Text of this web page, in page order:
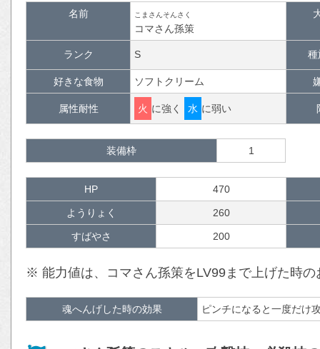
名前 こまさんそんさく
コマさん孫策
ランク S 種
好きな食物 ソフトクリーム
属性耐性 火 に強く 水 に弱い
装備枠 1
HP 470
ようりょく 260
すばやさ 200
※ 能力値は、コマさん孫策をLV99まで上げた時
魂へんげした時の効果 ピンチになると一度だけ